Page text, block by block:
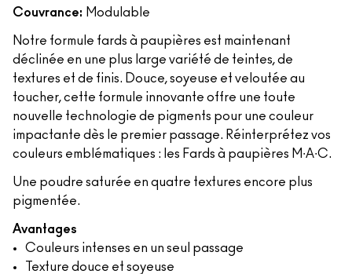
Couvrance: Modulable
Notre formule fards à paupières est maintenant
déclinée en une plus large variété de teintes, de
textures et de finis. Douce, soyeuse et veloutée au
toucher, cette formule innovante offre une toute
nouvelle technologie de pigments pour une couleur
impactante dès le premier passage. Réinterprétez vos
couleurs emblématiques : les Fards à paupières M∙A∙C.
Une poudre saturée en quatre textures encore plus
pigmentée.
Avantages
Couleurs intenses en un seul passage
Texture douce et soyeuse